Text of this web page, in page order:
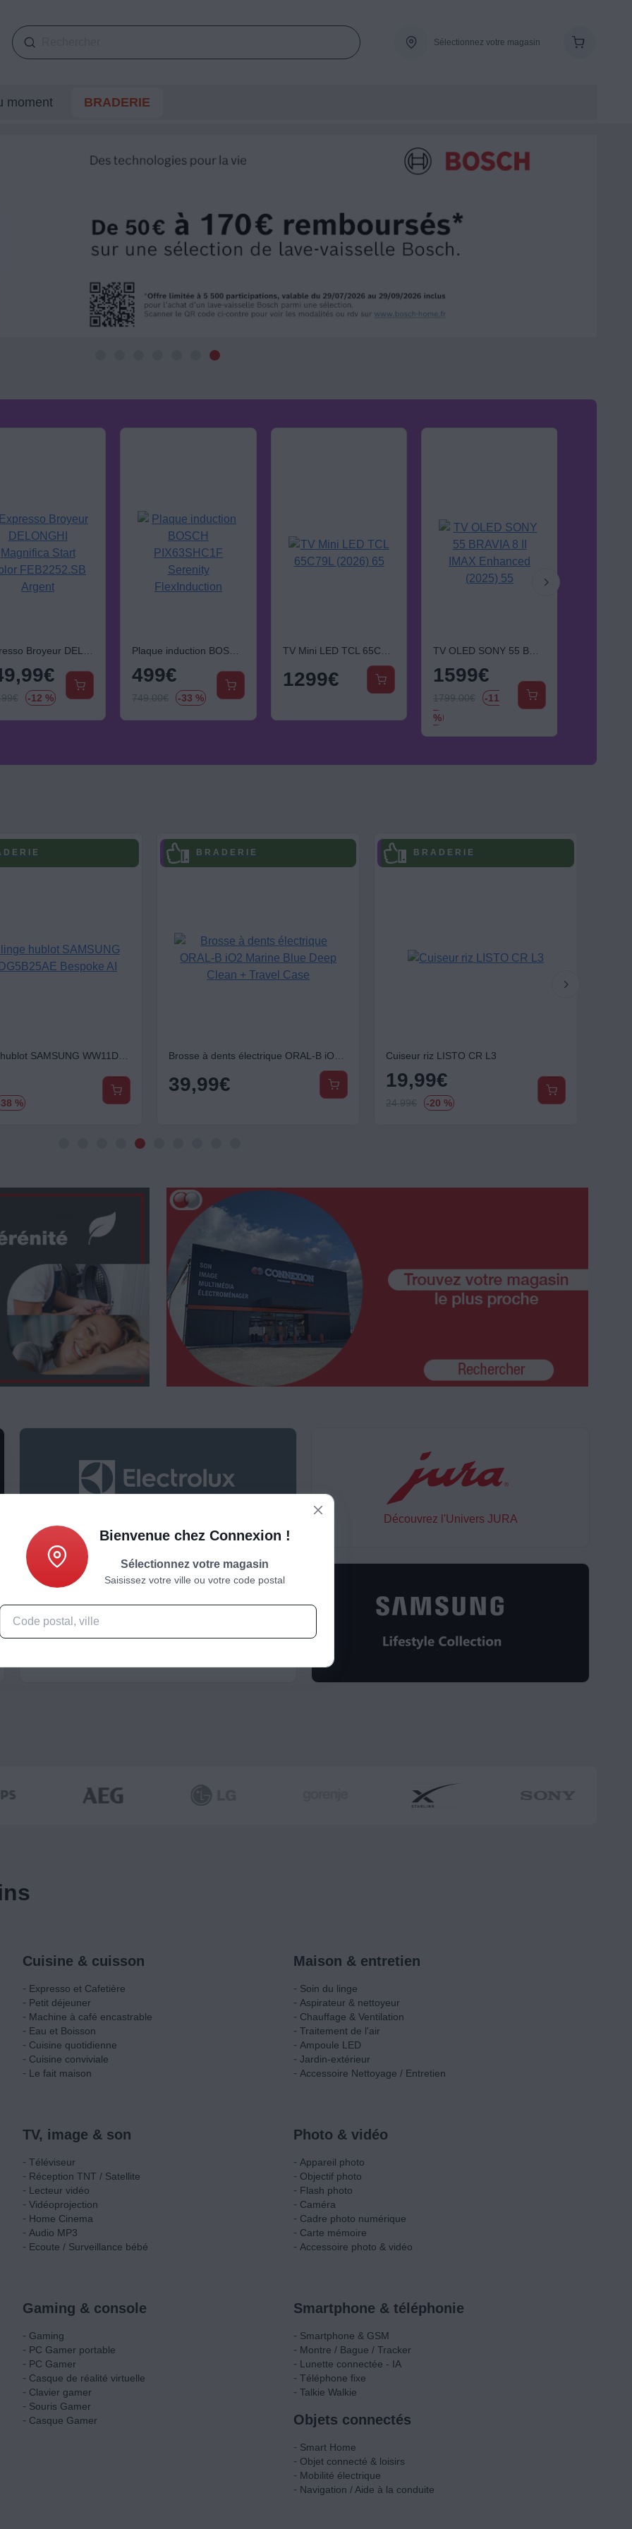
Sélectionnez votre magasin
moment BRADERIE
€
€ -12 %
499€
749.00€ -33 %
1299€ 1599€
1799.00€
-11
%
D E R I E
Lave linge hublot SAMSUNG WW11DG5B25AE Bespoke AI
%
B R A D E R I E
39,99€
B R A D E R I E
Cuiseur riz LISTO CR L3
19,99€
24.99€ -20 %
Découvrez l'Univers JURA
Cuisine & cuisson
- Expresso et Cafetière
- Petit déjeuner
- Machine à café encastrable
- Eau et Boisson
- Cuisine quotidienne
- Cuisine conviviale
- Le fait maison
Maison & entretien
- Soin du linge
- Aspirateur & nettoyeur
- Chauffage & Ventilation
- Traitement de l'air
- Ampoule LED
- Jardin-extérieur
- Accessoire Nettoyage / Entretien
TV, image & son
-Téléviseur
- Réception TNT / Satellite
- Lecteur vidéo
-Vidéoprojection
- Home Cinema
- Audio MP3
- Ecoute / Surveillance bébé
Photo & vidéo
- Appareil photo
- Objectif photo
- Flash photo
- Caméra
- Cadre photo numérique
- Carte mémoire
- Accessoire photo & vidéo
Gaming & console
- Gaming
- PC Gamer portable
- PC Gamer
- Casque de réalité virtuelle
- Clavier gamer
- Souris Gamer
- Casque Gamer
Smartphone & téléphonie
- Smartphone & GSM
- Montre / Bague / Tracker
- Lunette connectée - IA
- Téléphone fixe
- Talkie Walkie
Objets connectés
- Smart Home
- Objet connecté & loisirs
- Mobilité électrique
- Navigation / Aide à la conduite
Bienvenue chez Connexion !
Sélectionnez votre magasin
Saisissez votre ville ou votre code postal